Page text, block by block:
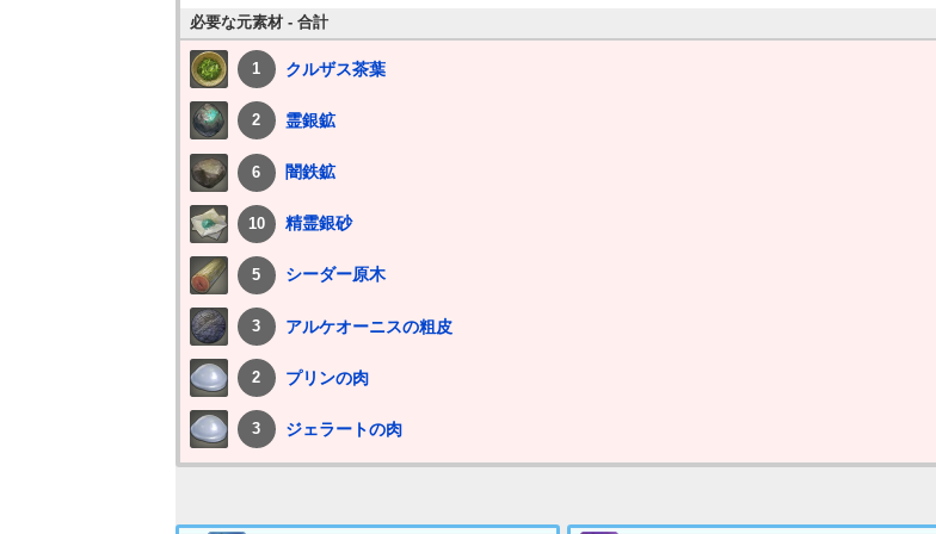
必要な元素材 - 合計
1 クルザス茶葉
2 霊銀鉱
6 闇鉄鉱
10 精霊銀砂
5 シーダー原木
3 アルケオーニスの粗皮
2 プリンの肉
3 ジェラートの肉